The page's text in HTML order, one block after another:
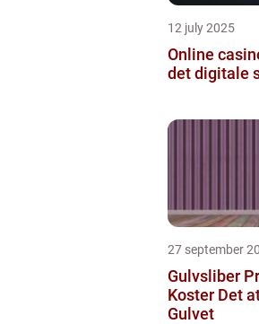
12 july 2025
Online
det digitale
27 september
Gulvsliber
Koster Det
Gulvet